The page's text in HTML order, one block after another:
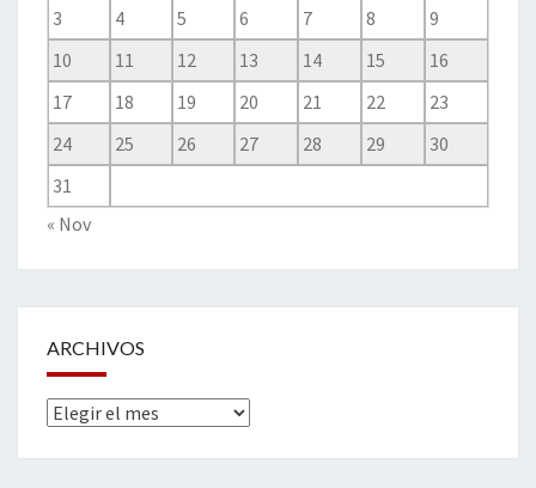
3
4 5 6 7 8
9
10
11 12 13 14 15
16
17
18 19 20 21 22
23
24
25 26 27 28 29
30
31
« Nov
ARCHIVOS
Archivos